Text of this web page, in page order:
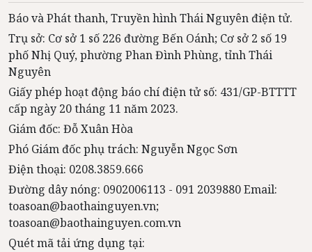
Báo và Phát thanh, Truyền hình Thái Nguyên điện tử.
Trụ sở: Cơ sở 1 số 226 đường Bến Oánh; Cơ sở 2 số 19
phố Nhị Quý, phường Phan Đình Phùng, tỉnh Thái
Nguyên
Giấy phép hoạt động báo chí điện tử số: 431/GP-BTTTT
cấp ngày 20 tháng 11 năm 2023.
Giám đốc: Đỗ Xuân Hòa
Phó Giám đốc phụ trách: Nguyễn Ngọc Sơn
Điện thoại: 0208.3859.666
Đường dây nóng: 0902006113 - 091 2039880 Email:
toasoan@baothainguyen.vn;
toasoan@baothainguyen.com.vn
Quét mã tải ứng dụng tại: